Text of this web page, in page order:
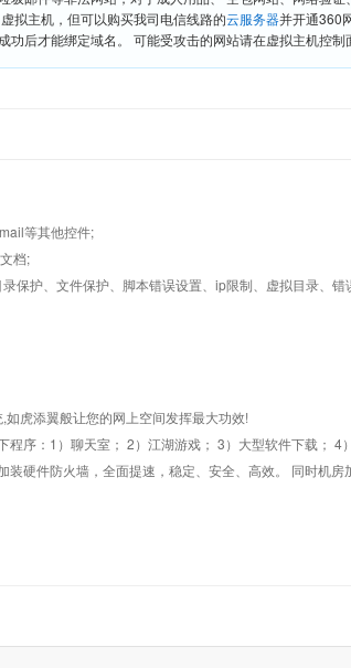
拟主机，但可以购买我司电信线路的云服务器并开通360
功后才能绑定域名。 可能受攻击的网站请在虚拟主机控制
等其他控件;
档;
保护、文件保护、脚本错误设置、ip限制、虚拟目录、
虎添翼般让您的网上空间发挥最大功效!
序：1）聊天室； 2）江湖游戏； 3）大型软件下载； 4
硬件防火墙，全面提速，稳定、安全、高效。 同时机房